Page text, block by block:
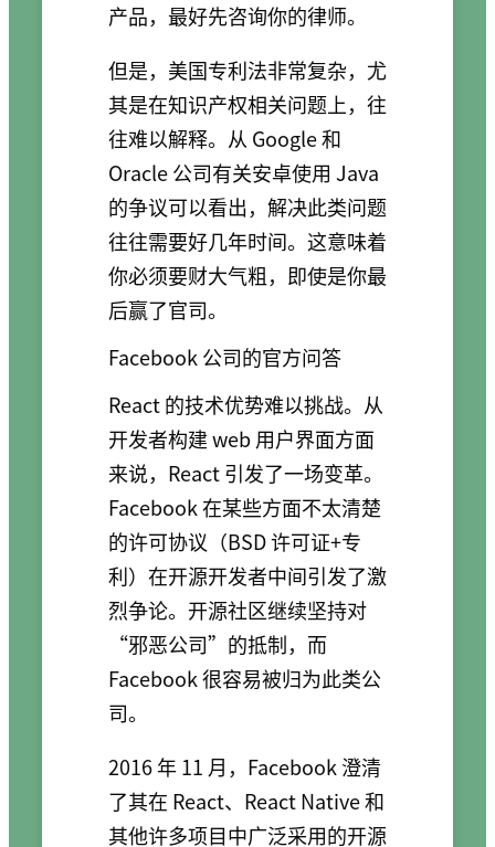
产品，最好先咨询你的律师。
但是，美国专利法非常复杂，尤
其是在知识产权相关问题上，往
往难以解释。从 Google 和
Oracle 公司有关安卓使用 Java
的争议可以看出，解决此类问题
往往需要好几年时间。这意味着
你必须要财大气粗，即使是你最
后赢了官司。
Facebook 公司的官方问答
React 的技术优势难以挑战。从
开发者构建 web 用户界面方面
来说，React 引发了一场变革。
Facebook 在某些方面不太清楚
的许可协议（BSD 许可证+专
利）在开源开发者中间引发了激
烈争论。开源社区继续坚持对
“邪恶公司”的抵制，而
Facebook 很容易被归为此类公
司。
2016 年 11 月，Facebook 澄清
了其在 React、React Native 和
其他许多项目中广泛采用的开源